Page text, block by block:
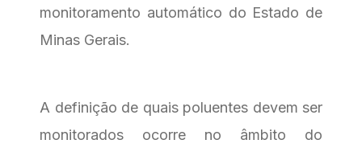
monitoramento automático do Estado de
Minas Gerais.
A definição de quais poluentes devem ser
monitorados ocorre no âmbito do